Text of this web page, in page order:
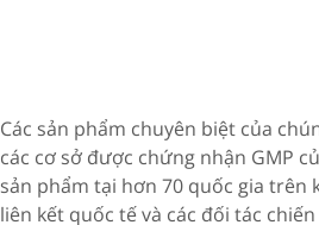
Các sản phẩm chuyên biệt của
các cơ sở được chứng nhận GMP
sản phẩm tại hơn 70 quốc gia trên
liên kết quốc tế và các đối tác